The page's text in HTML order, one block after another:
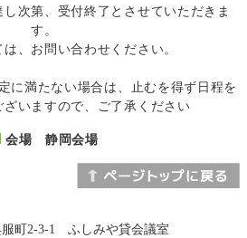
次第、受付終了とさせていただきま
す。
、お問い合わせください。
に満たない場合は、止むを得ず日程を
いますので、ご了承ください
会場 静岡会場
服町2-3-1 ふしみや貸会議室